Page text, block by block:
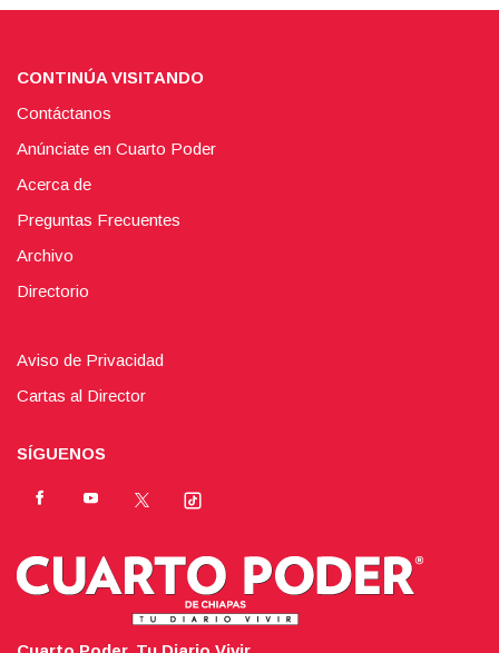
CONTINÚA VISITANDO
Contáctanos
Anúnciate en Cuarto Poder
Acerca de
Preguntas Frecuentes
Archivo
Directorio
Aviso de Privacidad
Cartas al Director
SÍGUENOS